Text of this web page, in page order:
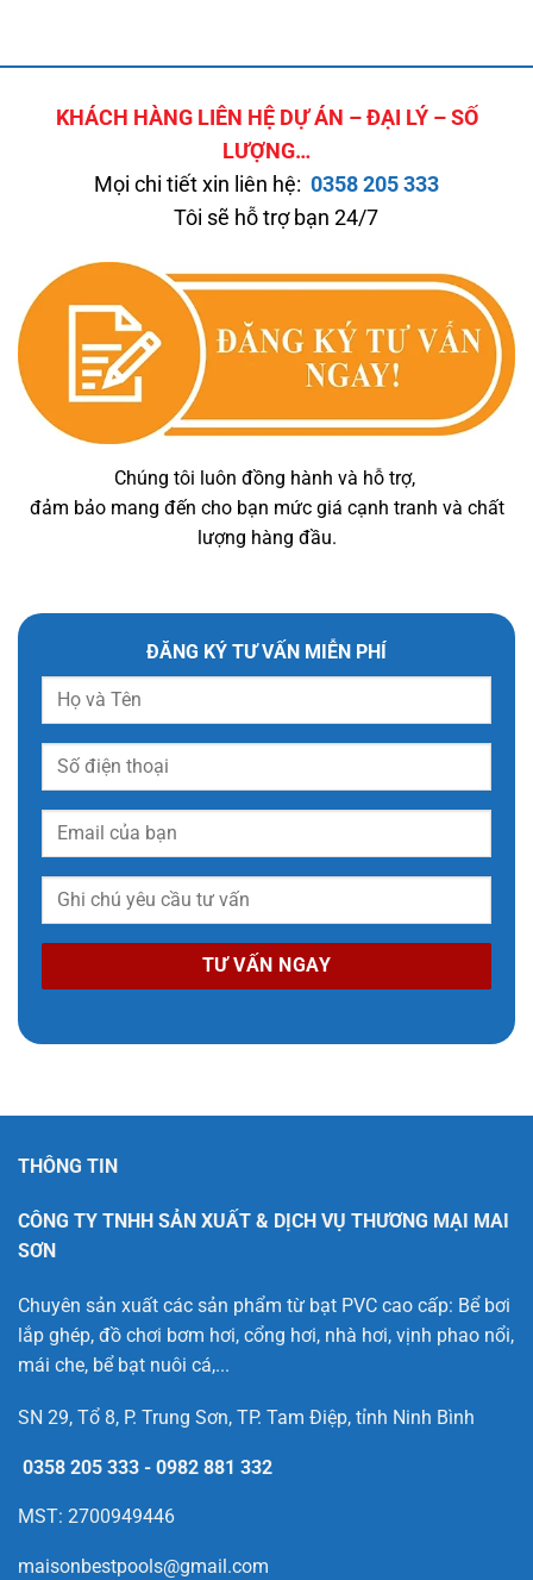
KHÁCH HÀNG LIÊN HỆ DỰ ÁN – ĐẠI LÝ – SỐ
LƯỢNG…
Mọi chi tiết xin liên hệ: 0358 205 333
Tôi sẽ hỗ trợ bạn 24/7
Chúng tôi luôn đồng hành và hỗ trợ,
đảm bảo mang đến cho bạn mức giá cạnh tranh và chất
lượng hàng đầu.
ĐĂNG KÝ TƯ VẤN MIỄN PHÍ
THÔNG TIN
CÔNG TY TNHH SẢN XUẤT & DỊCH VỤ THƯƠNG MẠI MAI
SƠN
Chuyên sản xuất các sản phẩm từ bạt PVC cao cấp: Bể bơi
lắp ghép, đồ chơi bơm hơi, cổng hơi, nhà hơi, vịnh phao nổi,
mái che, bể bạt nuôi cá,...
SN 29, Tổ 8, P. Trung Sơn, TP. Tam Điệp, tỉnh Ninh Bình
0358 205 333 - 0982 881 332
MST: 2700949446
maisonbestpools@gmail.com